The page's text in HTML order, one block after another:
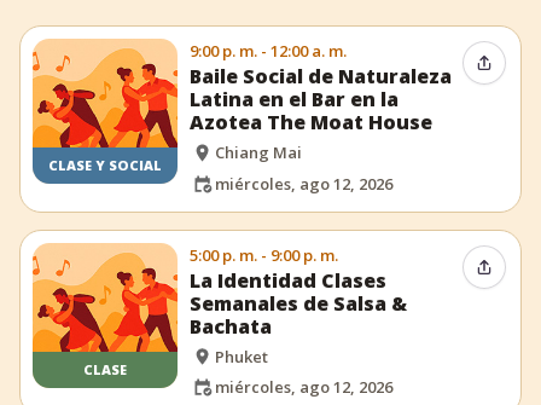
CLASE Y SOCIAL
9:00 p. m. - 12:00 a. m.
Baile Social de Naturaleza
Latina en el Bar en la
Azotea The Moat House
Chiang Mai
miércoles, ago 12, 2026
CLASE
5:00 p. m. - 9:00 p. m.
La Identidad Clases
Semanales de Salsa &
Bachata
Phuket
miércoles, ago 12, 2026